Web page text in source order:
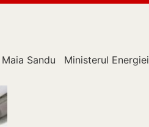
Maia Sandu Ministerul Energiei